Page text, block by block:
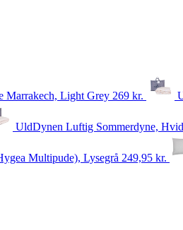
Marrakech, Light Grey 269 kr.
UldDynen Luftig Sommerdyne, Hvid
Multipude), Lysegrå 249,95 kr.